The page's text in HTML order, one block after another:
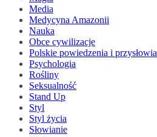
Media
Medycyna Amazonii
Nauka
Obce cywilizacje
Polskie powiedzenia i przysłowia
Psychologia
Rośliny
Seksualność
Stand Up
Styl
Styl życia
Słowianie